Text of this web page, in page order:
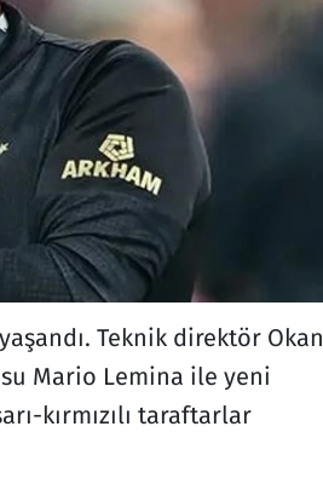
Teknik direktör Okan
Mario Lemina ile yeni
kırmızılı taraftarlar